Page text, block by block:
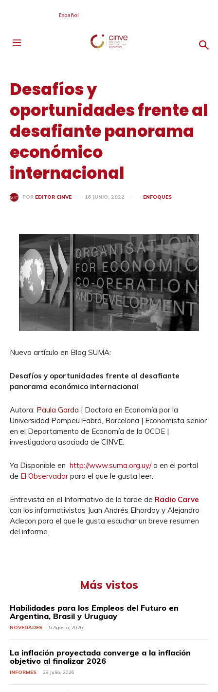
Español
Desafíos y
oportunidades frente al
desafiante panorama
económico
internacional
POR EDITOR CINVE 16 JUNIO, 2022 ENFOQUES
Nuevo artículo en Blog SUMA:
Desafíos y oportunidades frente al desafiante
panorama económico internacional
Autora: Paula Garda | Doctora en Economía por la
Universidad Pompeu Fabra, Barcelona | Economista senior
en el Departamento de Economía de la OCDE |
investigadora asociada de CINVE.
Ya Disponible en http://www.suma.org.uy/o en el portal
de El Observador para el que le gusta leer.
Entrevista en el Informativo de la tarde de Radio Carve
con los informativistas Juan Andrés Elhordoy y Alejandro
Aclecon para el que le gusta escuchar un breve resumen
del informe.
Más vistos
Habilidades para los Empleos del Futuro en
Argentina, Brasil y Uruguay
NOVEDADES 5 Agosto, 2026
La inflación proyectada converge a la inflación
objetivo al finalizar 2026
INFORMES 28 Julio, 2026